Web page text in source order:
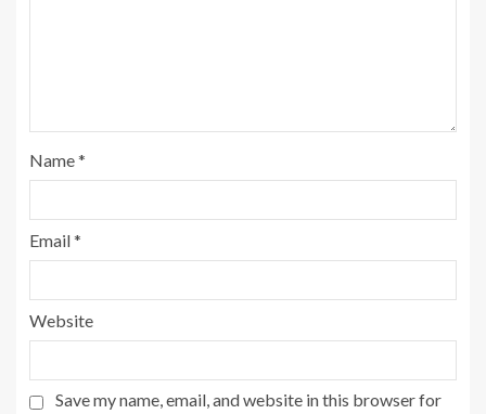
Name*
Email*
Website
Save my name, email, and website in this browser for